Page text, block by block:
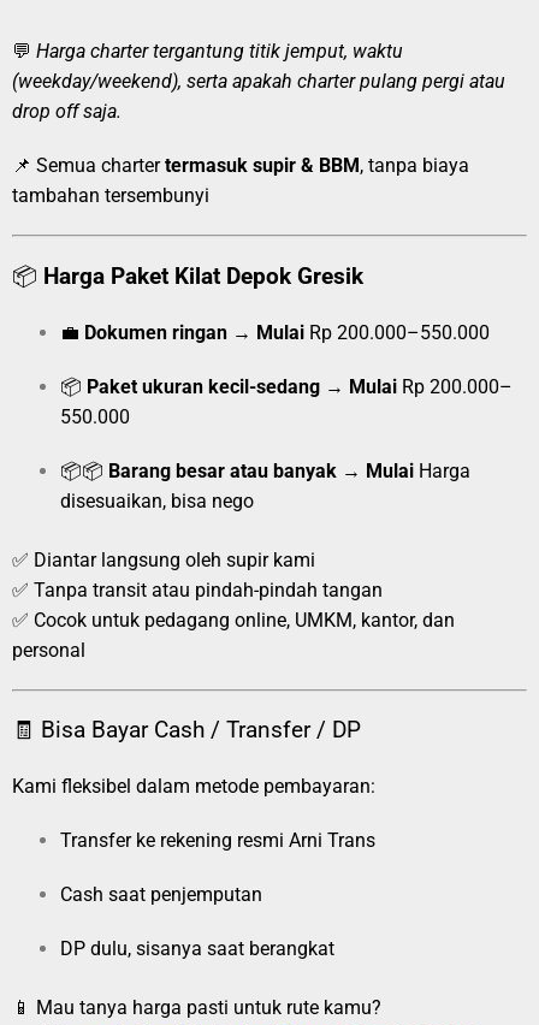
💬 Harga charter tergantung titik jemput, waktu
(weekday/weekend), serta apakah charter pulang pergi atau
drop off saja.
📌 Semua chartertermasuk supir & BBM , tanpa biaya
tambahan tersembunyi
📦 Harga Paket Kilat Depok Gresik
💼 Dokumen ringan → Mulai Rp 200.000–550.000
📦 Paket ukuran kecil-sedang → Mulai Rp 200.000–
550.000
📦📦 Barang besar atau banyak → Mulai Harga
disesuaikan, bisa nego
✅ Diantar langsung oleh supir kami
✅ Tanpa transit atau pindah-pindah tangan
✅ Cocok untuk pedagang online, UMKM, kantor, dan
personal
🧾 Bisa Bayar Cash / Transfer / DP
Kami fleksibel dalam metode pembayaran:
Transfer ke rekening resmi Arni Trans
Cash saat penjemputan
DP dulu, sisanya saat berangkat
📱 Mau tanya harga pasti untuk rute kamu?